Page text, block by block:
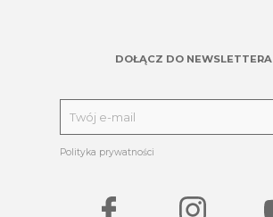
DOŁĄCZ DO NEWSLETTERA
Polityka prywatności